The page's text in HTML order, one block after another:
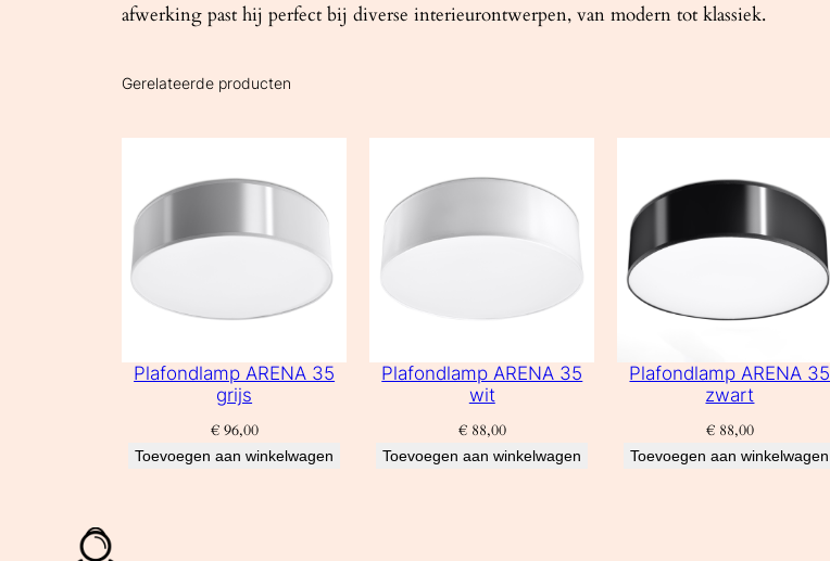
afwerking past hij perfect bij diverse interieurontwerpen, van modern tot klassiek.
Gerelateerde producten
Plafondlamp ARENA 35
grijs
€96,00
Toevoegen aan winkelwagen
Plafondlamp ARENA 35
wit
€88,00
Toevoegen aan winkelwagen
Plafondlamp ARENA 35
zwart
€88,00
Toevoegen aan winkelwagen